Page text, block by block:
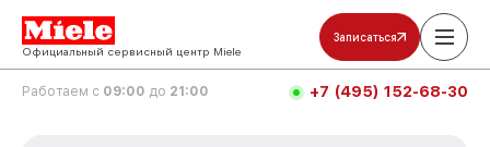
Официальный сервисный центр Miele
Записаться
Работаем с 09:00 до 21:00 +7 (495) 152-68-30